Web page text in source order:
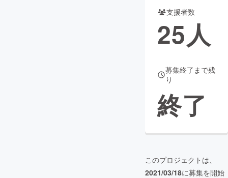
支援者数
25人
募集終了まで残
り
終了
このプロジェクトは、
2021/03/18に募集を開始